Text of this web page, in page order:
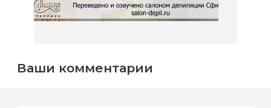
Ваши комментарии